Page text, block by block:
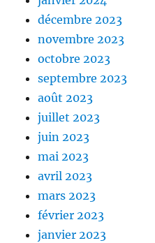
décembre 2023
novembre 2023
octobre 2023
septembre 2023
août 2023
juillet 2023
juin 2023
mai 2023
avril 2023
mars 2023
février 2023
janvier 2023